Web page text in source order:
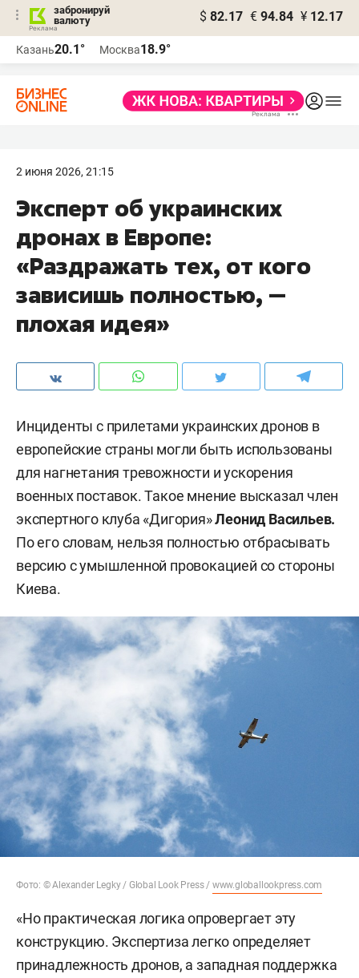
забронируй
валюту
$ 82.17 € 94.84 ¥ 12.17
Казань20.1° Москва18.9°
2 июня 2026, 21:15
Эксперт об украинских
дронах в Европе:
«Раздражать тех, от кого
зависишь полностью, —
плохая идея»
Инциденты с прилетами украинских дронов в
европейские страны могли быть использованы
для нагнетания тревожности и ускорения
военных поставок. Такое мнение высказал член
экспертного клуба «Дигория»Леонид Васильев.
По его словам, нельзя полностью отбрасывать
версию с умышленной провокацией со стороны
Киева.
Фото: © Alexander Legky / Global Look Press / www.globallookpress.com
«Но практическая логика опровергает эту
конструкцию. Экспертиза легко определяет
принадлежность дронов, а западная поддержка